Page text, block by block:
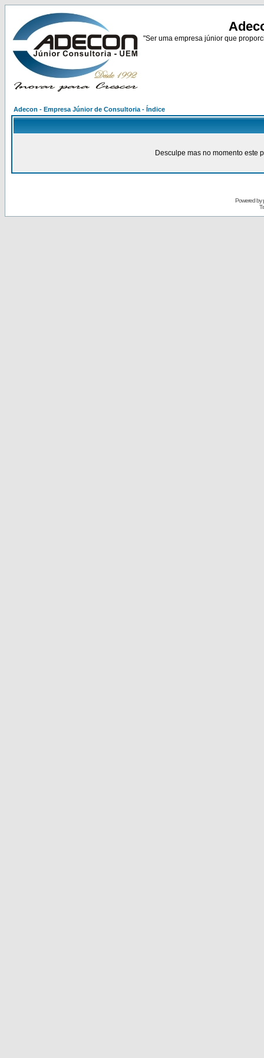
"Ser uma empresa júnior que
Adecon - Empresa Júnior de Consultoria - Índice
Desculpe mas no momento este
Powered by